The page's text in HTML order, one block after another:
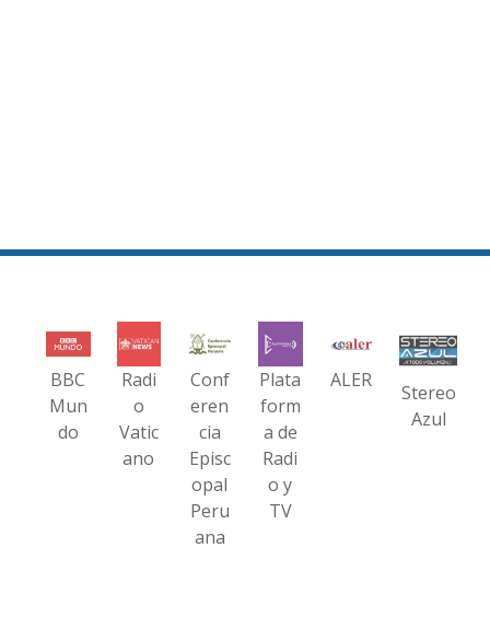
BBC
Mun
do
Radi
o
Vatic
ano
Conf
eren
cia
Episc
opal
Peru
ana
Plata
form
a de
Radi
o y
TV
ALER
Stereo
Azul